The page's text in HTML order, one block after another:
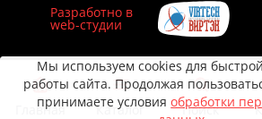
Разработно в
web-студии
Мы используем cookies для
работы сайта. Продолжая
принимаете условияобработки
Главная Каталог Поиск